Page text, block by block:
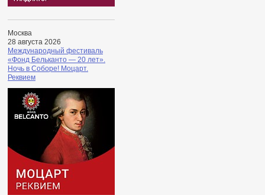
Москва
28 августа 2026
Международный фестиваль
«Фонд Бельканто — 20 лет».
Ночь в Соборе! Моцарт.
Реквием